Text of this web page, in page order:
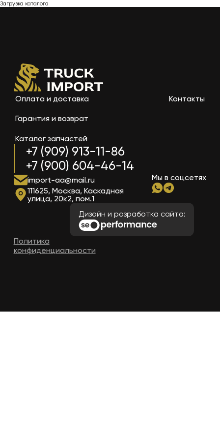
Загрузка каталога
+7 (909) 913-11-86
+7 (900) 604-46-14
Оплата и доставка
Гарантия и возврат
Каталог запчастей
Контакты
import-aa@mail.ru
111625, Москва, Каскадная
улица, 20к2, пом.1
Мы в соцсетях
Дизайн и разработка сайта:
Политика
конфиденциальности